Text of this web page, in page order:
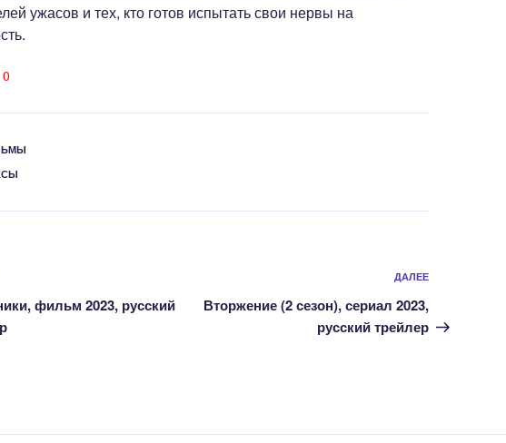
ужасов и тех, кто готов испытать свои нервы на
0
фильм 2023, русский
Следующая
ДАЛЕЕ
Вторжение (2 сезон), сериал 2023,
русский трейлер